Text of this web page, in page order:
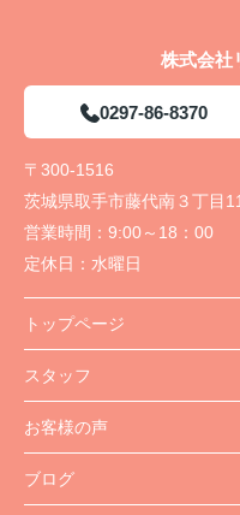
株式会社
0297-86-8370
〒300-1516
茨城県取手市藤代南３丁目
営業時間： 9:00～18：00
定休日： 水曜日
トップページ
スタッフ
お客様の声
ブログ